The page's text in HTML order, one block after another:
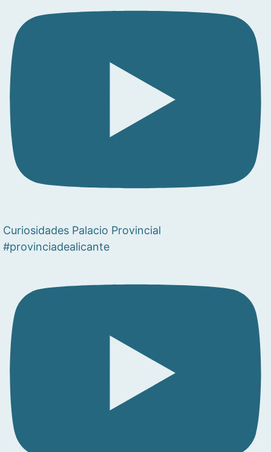
Curiosidades Palacio Provincial
#provinciadealicante